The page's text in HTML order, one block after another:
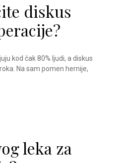
diskus
kod čak 80% ljudi, a diskus
Na sam pomen hernije,
leka za